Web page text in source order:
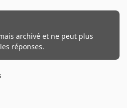
archivé et ne peut plus
réponses.